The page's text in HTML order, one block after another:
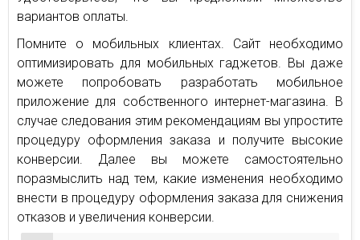
вариантов оплаты.
Помните о мобильных клиентах. Сайт необходимо
оптимизировать для мобильных гаджетов. Вы даже
можете попробовать разработать мобильное
приложение для собственного интернет-магазина. В
случае следования этим рекомендациям вы упростите
процедуру оформления заказа и получите высокие
конверсии. Далее вы можете самостоятельно
поразмыслить над тем, какие изменения необходимо
внести в процедуру оформления заказа для снижения
отказов и увеличения конверсии.